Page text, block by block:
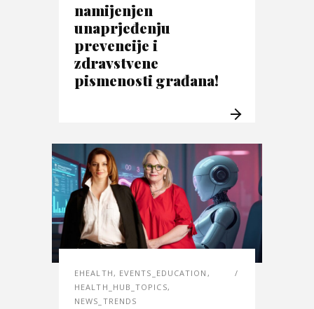
namijenjen
unaprjeđenju
prevencije i
zdravstvene
pismenosti građana!
EHEALTH, EVENTS_EDUCATION ,
HEALTH_HUB_TOPICS,
NEWS_TRENDS